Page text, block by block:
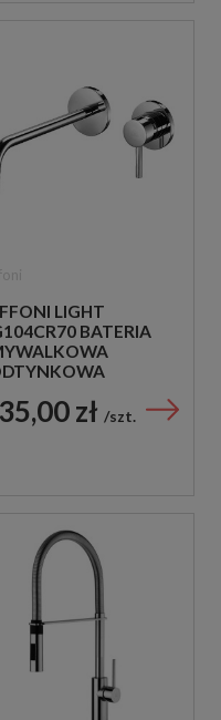
LIGHT
BATERIA
zł szt.